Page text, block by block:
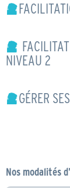
NIVEAU 2
GÉRER
Nos modalités